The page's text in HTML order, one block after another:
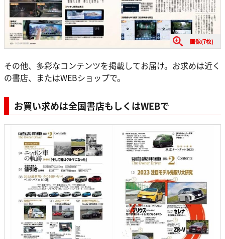
画像(7枚)
その他、多彩なコンテンツを掲載してお届け。お求めは近く
の書店、またはWEBショップで。
お買い求めは全国書店もしくはWEBで